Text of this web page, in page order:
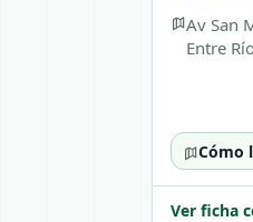
Av San
Entre
Cómo
Ver ficha